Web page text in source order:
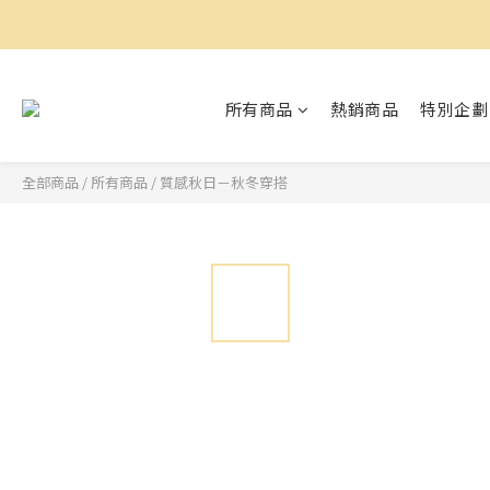
所有商品 熱銷商品 特別企劃
全部商品 / 所有商品 / 質感秋日－秋冬穿搭